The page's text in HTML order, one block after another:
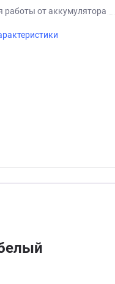
работы от аккумулятора